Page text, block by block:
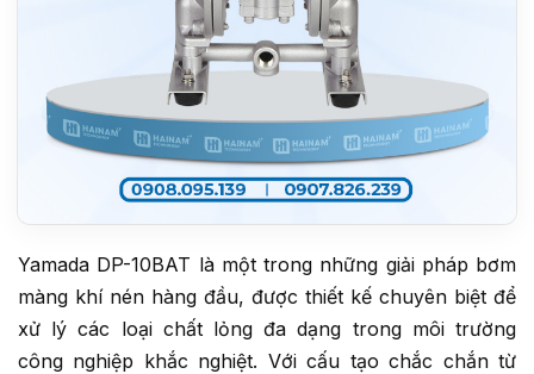
Yamada DP-10BAT là một trong những giải pháp bơm
màng khí nén hàng đầu, được thiết kế chuyên biệt để
xử lý các loại chất lỏng đa dạng trong môi trường
công nghiệp khắc nghiệt. Với cấu tạo chắc chắn từ